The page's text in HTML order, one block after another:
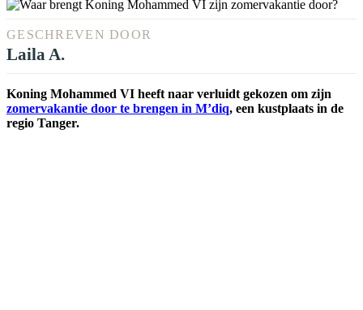
GESCHREVEN DOOR
Laila A.
Koning Mohammed VI heeft naar verluidt gekozen om zijn
zomervakantie door te brengen in M’diq, een kustplaats in de
regio Tanger.